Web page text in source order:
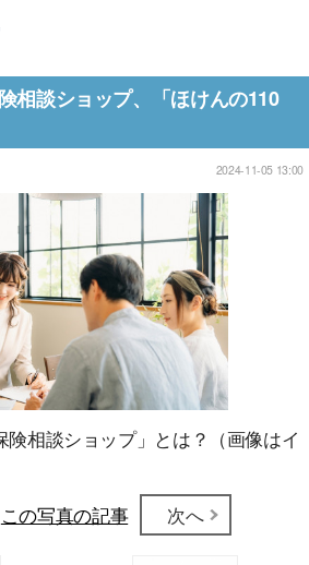
相談ショップ、「ほけんの110
2024-11-05 13:00
険相談ショップ」とは？（画像はイ
この写真の記事 次へ